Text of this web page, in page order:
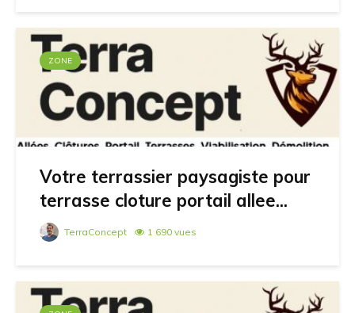
ZONE
Votre terrassier paysagiste pour
terrasse cloture portail allee...
TerraConcept 1 690 vues